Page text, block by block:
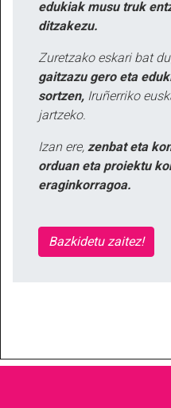
edukiak musu truk
ditzakezu.
Zuretzako eskari bat
gaitzazu gero eta
sortzen, Iruñerriko
jartzeko.
Izan ere, zenbat eta
orduan eta proiektu
eraginkorragoa.
Bazkidetu zaitez!